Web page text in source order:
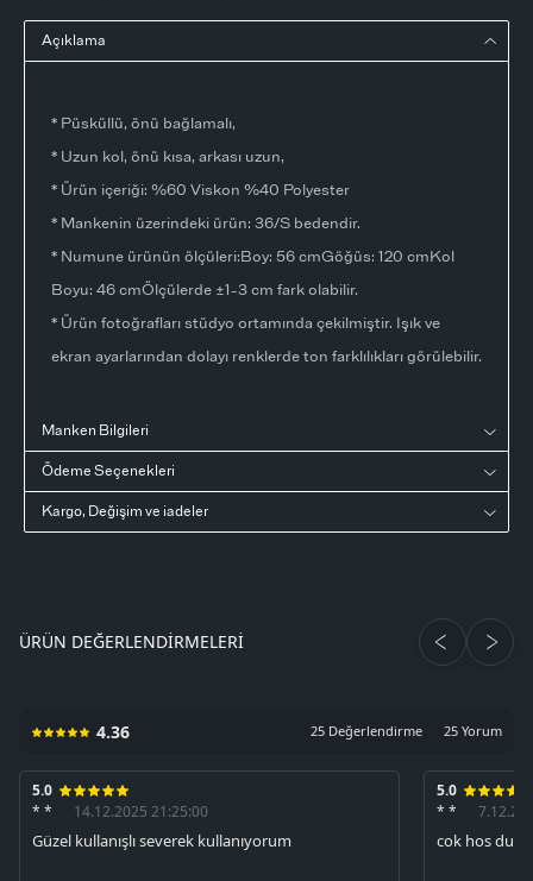
Açıklama
* Püsküllü, önü bağlamalı,
* Uzun kol, önü kısa, arkası uzun,
* Ürün içeriği: %60 Viskon %40 Polyester
* Mankenin üzerindeki ürün: 36/S bedendir.
* Numune ürünün ölçüleri:Boy: 56 cmGöğüs: 120 cmKol
Boyu: 46 cmÖlçülerde ±1-3 cm fark olabilir.
* Ürün fotoğrafları stüdyo ortamında çekilmiştir. Işık ve
ekran ayarlarından dolayı renklerde ton farklılıkları görülebilir.
Manken Bilgileri
Ödeme Seçenekleri
Kargo, Değişim ve iadeler
ÜRÜN DEĞERLENDIRMELERI
4.36 25 Değerlendirme 25 Yorum
5.0
* *
14.12.2025 21:25:00
Güzel kullanışlı severek kullanıyorum
5.0
* *
cok hos